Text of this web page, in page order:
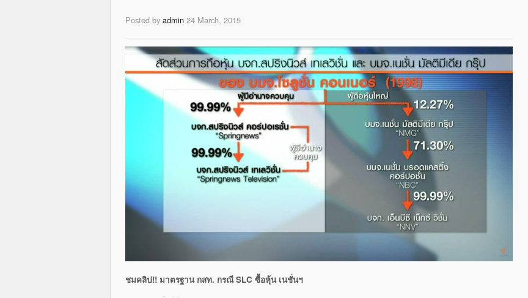
Posted by admin 24 March, 2015
ชมคลิป!! มาตรฐาน กสท. กรณี SLC ซื้อหุ้น เนชั่นฯ